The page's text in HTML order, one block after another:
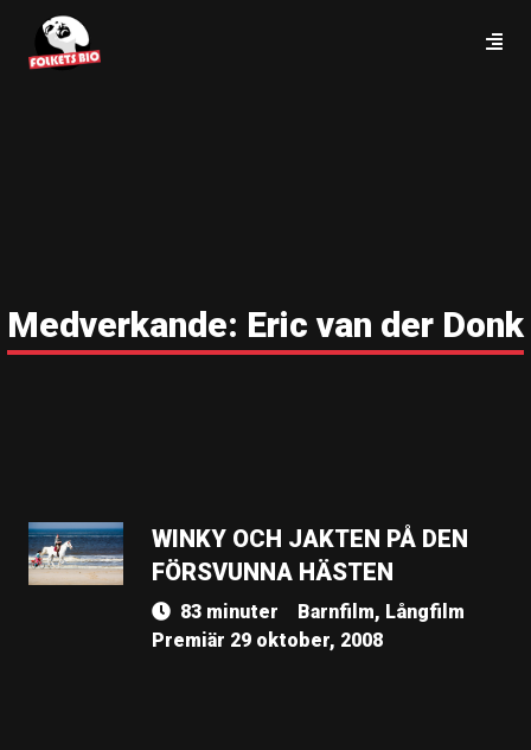
Medverkande: Eric van der Donk
WINKY OCH JAKTEN PÅ DEN
FÖRSVUNNA HÄSTEN
83 minuter
Barnfilm, Långfilm
Premiär 29 oktober, 2008